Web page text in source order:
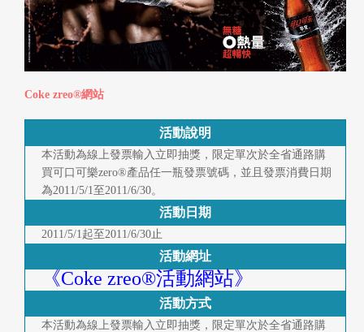
Coke zreo®網站
活動說明
本活動為線上發票輸入立即抽獎，限定單次於全省通路購
買可口可樂zero®產品任一瓶發票號碼，並且發票消費日期
為2011/5/1至2011/6/30。
活動日期
2011/5/1起至2011/6/30止
活動網址
《Coke zreo®活動網站》
活動方式
本活動為線上發票輸入立即抽獎，限定單次於全省通路購